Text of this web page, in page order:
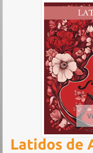
Latidos de